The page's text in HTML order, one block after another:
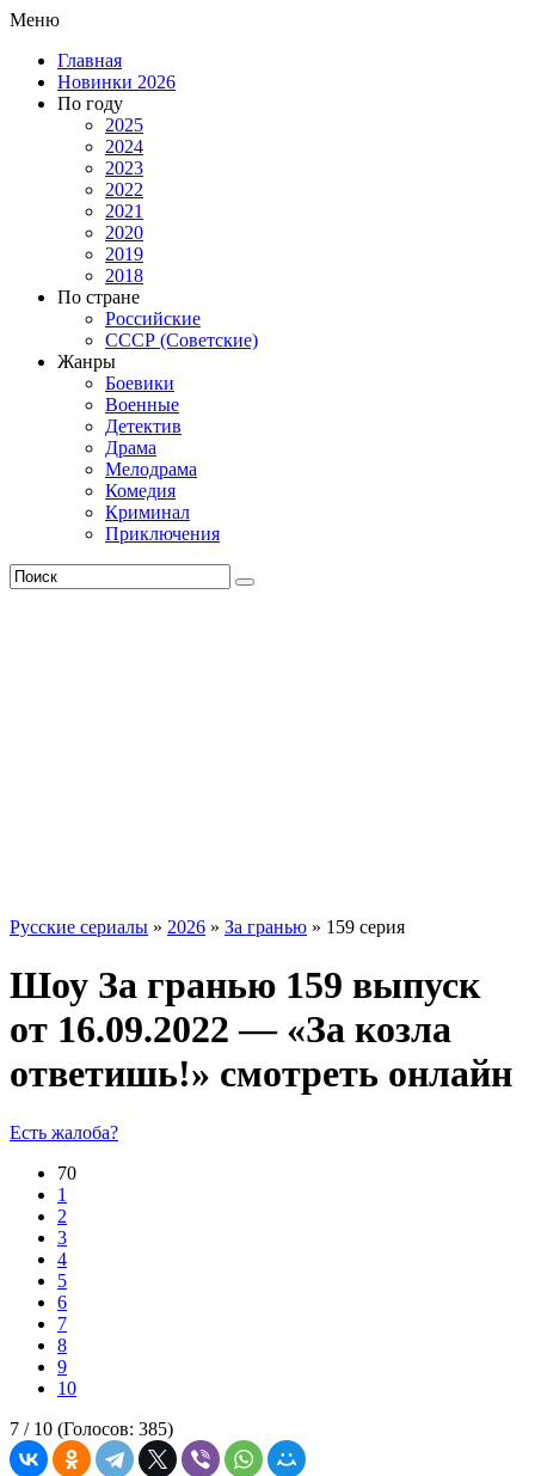
Меню
Главная
Новинки 2026
По году
2025
2024
2023
2022
2021
2020
2019
2018
По стране
Российские
СССР (Советские)
Жанры
Боевики
Военные
Детектив
Драма
Мелодрама
Комедия
Криминал
Приключения
Русские сериалы » 2026 » За гранью » 159 серия
Шоу За гранью 159 выпуск
от 16.09.2022 — «За козла
ответишь!» смотреть онлайн
Есть жалоба?
70
1
2
3
4
5
6
7
8
9
10
7 / 10 (Голосов: 385)